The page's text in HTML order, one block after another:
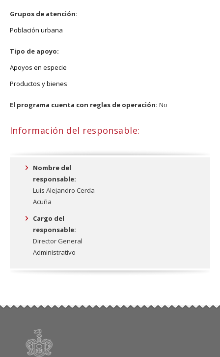
Grupos de atención:
Población urbana
Tipo de apoyo:
Apoyos en especie
Productos y bienes
El programa cuenta con reglas de operación: No
Información del responsable:
Nombre del
responsable:
Luis Alejandro Cerda
Acuña
Cargo del
responsable:
Director General
Administrativo